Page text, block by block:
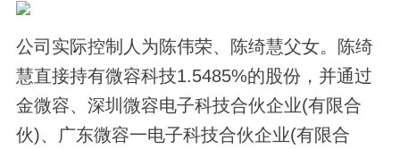
公司实际控制人为陈伟荣、陈绮慧父女。陈绮
慧直接持有微容科技1.5485%的股份，并通过
金微容、深圳微容电子科技合伙企业(有限合
伙)、广东微容一电子科技合伙企业(有限合